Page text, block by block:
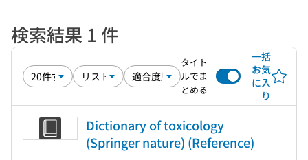
検索結果 1 件
タイト
ルでま
とめる
一括
お気
に入
り
Dictionary of toxicology
(Springer nature) (Reference)